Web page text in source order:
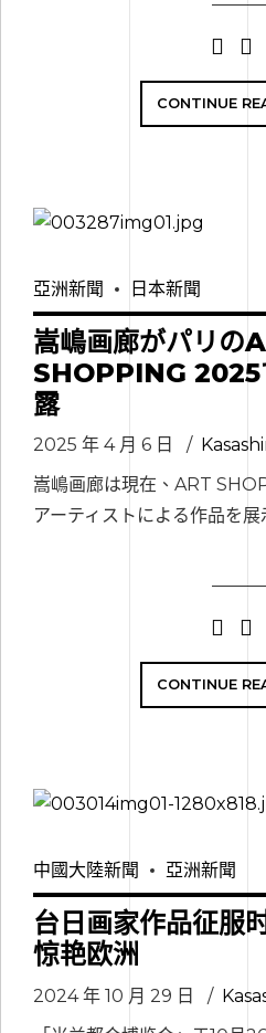
CONTINUE
亞洲新聞 日本新聞
嵩嶋画廊がパリの
SHOPPING 2025
露
2025 年 4 月 6 日
嵩嶋画廊は現在、ART
アーティストによる作品を展
CONTINUE
中國大陸新聞 亞洲新聞
台日画家作品征服
惊艳欧洲
2024 年 10 月 29 日